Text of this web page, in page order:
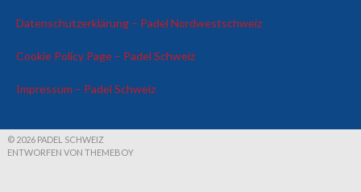
Datenschutzerklärung – Padel Nordwestschweiz:
Cookie Policy Page – Padel Schweiz:
Impressum – Padel Schweiz:
© 2026 PADEL SCHWEIZ
ENTWORFEN VON THEMEBOY